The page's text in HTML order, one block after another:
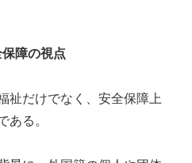
保障の視点
祉だけでなく、安全保障上
ある。